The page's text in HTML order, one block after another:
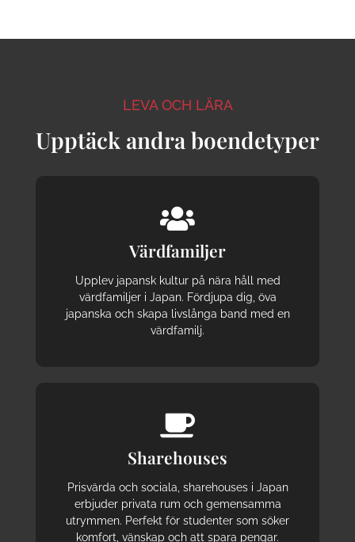
LEVA OCH LÄRA
Upptäck andra boendetyper
Värdfamiljer
Upplev japansk kultur på nära håll med
värdfamiljer i Japan. Fördjupa dig, öva
japanska och skapa livslånga band med en
värdfamilj.
Sharehouses
Prisvärda och sociala, sharehouses i Japan
erbjuder privata rum och gemensamma
utrymmen. Perfekt för studenter som söker
komfort, vänskap och att spara pengar.